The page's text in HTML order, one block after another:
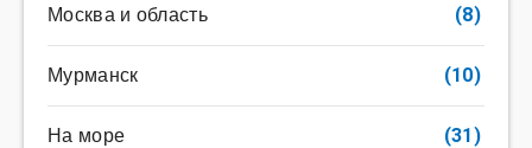
Москва и область (8)
Мурманск (10)
На море (31)